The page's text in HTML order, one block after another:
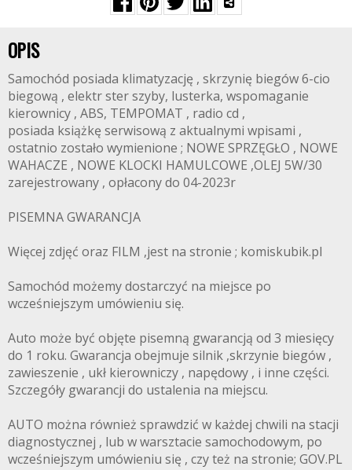
OPIS
Samochód posiada klimatyzację , skrzynię biegów 6-cio
biegową , elektr ster szyby, lusterka, wspomaganie
kierownicy , ABS, TEMPOMAT , radio cd ,
posiada książkę serwisową z aktualnymi wpisami ,
ostatnio zostało wymienione ; NOWE SPRZĘGŁO , NOWE
WAHACZE , NOWE KLOCKI HAMULCOWE ,OLEJ 5W/30
zarejestrowany , opłacony do 04-2023r
PISEMNA GWARANCJA
Więcej zdjęć oraz FILM ,jest na stronie ; komiskubik.pl
Samochód możemy dostarczyć na miejsce po
wcześniejszym umówieniu się.
Auto może być objęte pisemną gwarancją od 3 miesięcy
do 1 roku. Gwarancja obejmuje silnik ,skrzynie biegów ,
zawieszenie , ukł kierowniczy , napędowy , i inne części.
Szczegóły gwarancji do ustalenia na miejscu.
AUTO można również sprawdzić w każdej chwili na stacji
diagnostycznej , lub w warsztacie samochodowym, po
wcześniejszym umówieniu się , czy też na stronie; GOV.PL